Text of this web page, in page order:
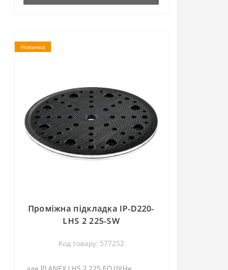
Новинка
Проміжна підкладка IP-D220-
LHS 2 225-SW
Код товару: 577252